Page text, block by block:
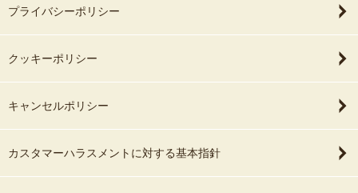
プライバシーポリシー
クッキーポリシー
キャンセルポリシー
カスタマーハラスメントに対する基本指針